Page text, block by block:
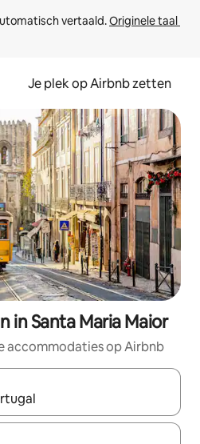
vertaald. Originele taal
Je plek op Airbnb zetten
in Santa Maria Maior
accommodaties op Airbnb
zijn, maak je een keuze